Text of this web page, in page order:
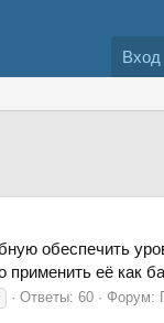
Вход
обеспечить
применить её как
Ответы: 60 Форум: